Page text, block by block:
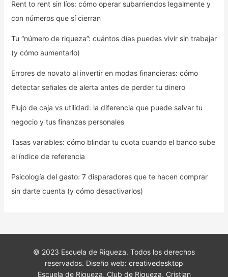
Rent to rent sin líos: cómo operar subarriendos legalmente y
con números que sí cierran
Tu “número de riqueza”: cuántos días puedes vivir sin trabajar
(y cómo aumentarlo)
Errores de novato al invertir en modas financieras: cómo
detectar señales de alerta antes de perder tu dinero
Flujo de caja vs utilidad: la diferencia que puede salvar tu
negocio y tus finanzas personales
Tasas variables: cómo blindar tu cuota cuando el banco sube
el índice de referencia
Psicología del gasto: 7 disparadores que te hacen comprar
sin darte cuenta (y cómo desactivarlos)
© 2023 Escuela de Riqueza. Todos los derechos
reservados. Diseño web: creativedesktop
Escuela de Riqueza, Club de Riqueza, Cristian